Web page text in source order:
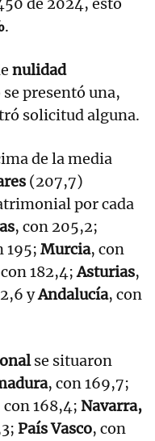
de 2024, esto
.
nulidad
presentó una,
solicitud alguna.
de la media
(207,7)
por cada
, con 205,2;
195; Murcia, con
182,4;Asturias,
yAndalucía, con
se situaron
, con 169,7;
con 168,4; Navarra,
País Vasco, con